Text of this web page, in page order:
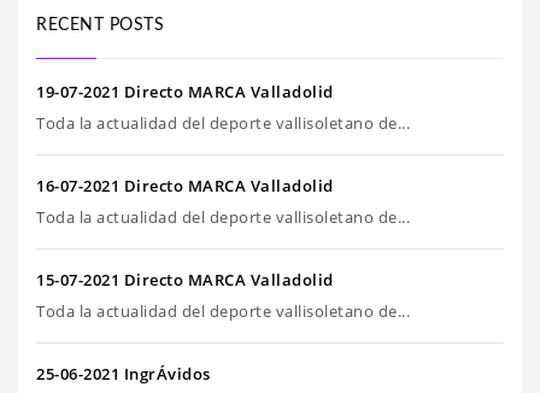
RECENT POSTS
19-07-2021 Directo MARCA Valladolid
Toda la actualidad del deporte vallisoletano de...
16-07-2021 Directo MARCA Valladolid
Toda la actualidad del deporte vallisoletano de...
15-07-2021 Directo MARCA Valladolid
Toda la actualidad del deporte vallisoletano de...
25-06-2021 IngrÁvidos